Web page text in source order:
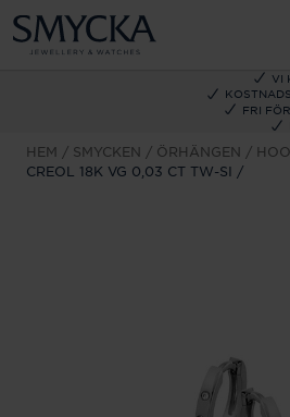
VI
FRI
HEM SMYCKEN ÖRHÄNGEN
CREOL 18K VG 0,03 CT TW-SI